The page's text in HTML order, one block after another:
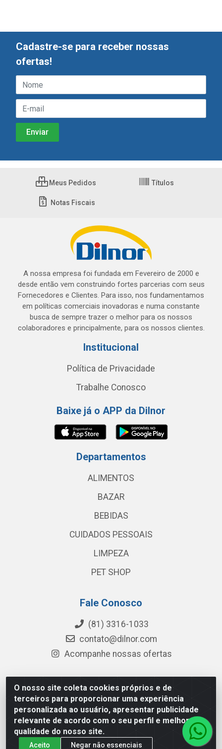
O nosso site coleta cookies próprios e de
terceiros para proporcionar uma experiência
personalizada ao usuário, apresentar publicidade
relevante de acordo com o seu perfil e melhorar a
qualidade do nosso site.
Aceito Negar não essenciais
Cadastre-se para receber nossas
ofertas!
Meus Pedidos Títulos
Notas Fiscais
A nossa empresa foi fundada em Fevereiro de 2000 e
desde então vem construindo fortes parcerias com seus
Fornecedores e Clientes. Para isso, nos fundamentamos
em políticas comerciais inovadoras e numa constante
busca de sempre trazer o melhor para os nossos
colaboradores e principalmente, para os nossos clientes.
Institucional
Política de Privacidade
Trabalhe Conosco
Baixe já o APP da Dilnor
Departamentos
ALIMENTOS
BAZAR
BEBIDAS
CUIDADOS PESSOAIS
LIMPEZA
PET SHOP
Fale Conosco
(81) 3316-1033
contato@dilnor.com
Acompanhe nossas ofertas
Dilnor Distribuidora - Rua Professor Joaquim Cavalcanti,
975 - Iputinga - Recife/PE - CEP 50800-010 - CNPJ
04.054.534/0001-51